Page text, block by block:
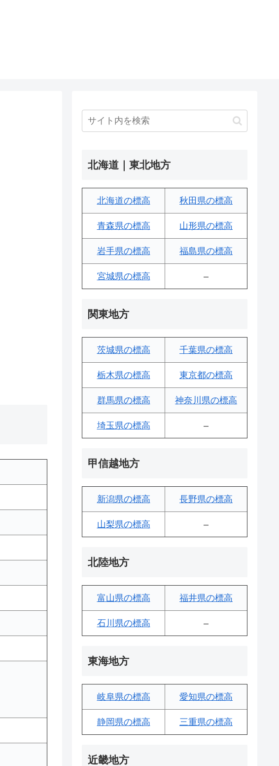
北海道｜東北地方
北海道の標高 秋田県の標高
青森県の標高 山形県の標高
岩手県の標高 福島県の標高
宮城県の標高 –
関東地方
茨城県の標高 千葉県の標高
栃木県の標高 東京都の標高
群馬県の標高 神奈川県の標高
埼玉県の標高 –
甲信越地方
新潟県の標高 長野県の標高
山梨県の標高 –
北陸地方
富山県の標高 福井県の標高
石川県の標高 –
東海地方
岐阜県の標高 愛知県の標高
静岡県の標高 三重県の標高
近畿地方